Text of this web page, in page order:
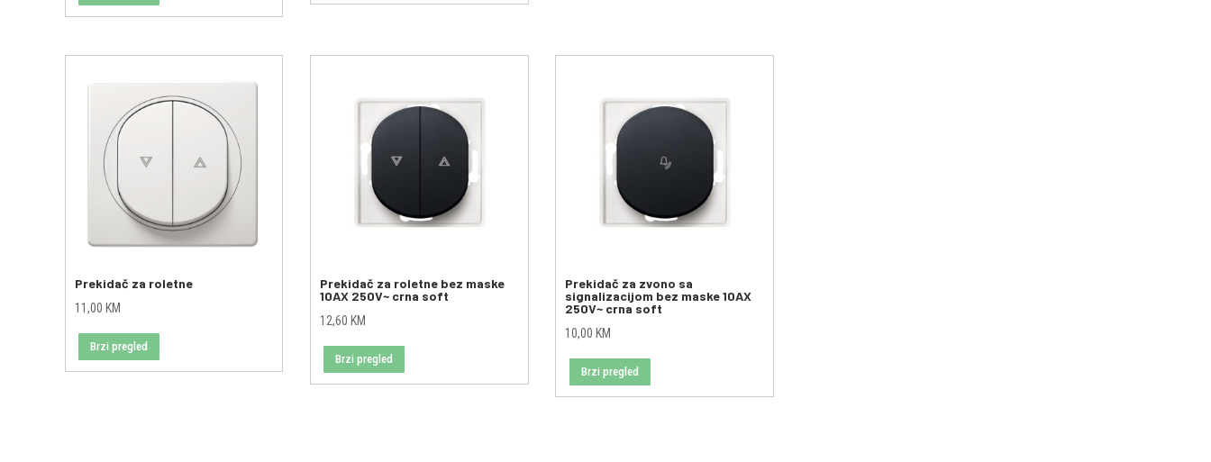
Prekidač za roletne
11,00 KM
Brzi pregled
Prekidač za roletne bez maske
10AX 250V~ crna soft
12,60 KM
Brzi pregled
Prekidač za zvono sa
signalizacijom bez maske 10AX
250V~ crna soft
10,00 KM
Brzi pregled